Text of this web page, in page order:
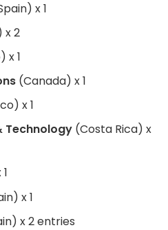
x 1
x 2
x 1
(Canada) x 1
x 1
Technology (Costa Rica) x
x 1
x 2 entries